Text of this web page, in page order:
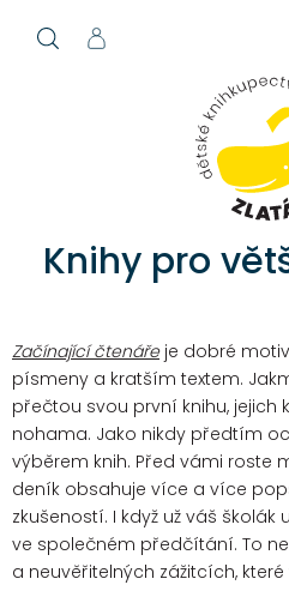
Knihy pro
Začínající čtenářeje dobré
písmeny a kratším textem.
přečtou svou první knihu, jejich
nohama. Jako nikdy předtím
výběrem knih. Před vámi roste
deník obsahuje více a více
zkušeností. I když už váš
ve společném předčítání. To
a neuvěřitelných zážitcích,